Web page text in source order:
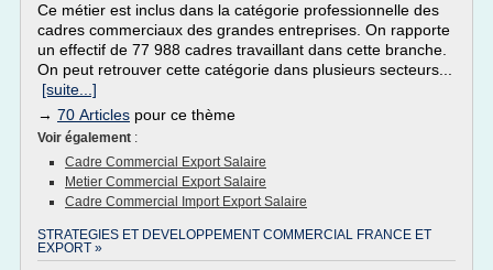
Ce métier est inclus dans la catégorie professionnelle des
cadres commerciaux des grandes entreprises. On rapporte
un effectif de 77 988 cadres travaillant dans cette branche.
On peut retrouver cette catégorie dans plusieurs secteurs...
[suite...]
→ 70 Articles pour ce thème
Voir également :
Cadre Commercial Export Salaire
Metier Commercial Export Salaire
Cadre Commercial Import Export Salaire
STRATEGIES ET DEVELOPPEMENT COMMERCIAL FRANCE ET
EXPORT »